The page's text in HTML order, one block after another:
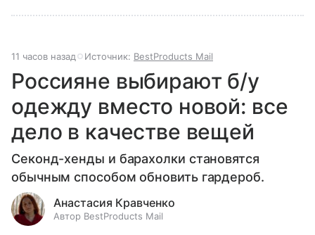
11 часов назад Источник: BestProducts Mail
Россияне выбирают б/у
одежду вместо новой: все
дело в качестве вещей
Секонд-хенды и барахолки становятся
обычным способом обновить гардероб.
Анастасия Кравченко
Автор BestProducts Mail